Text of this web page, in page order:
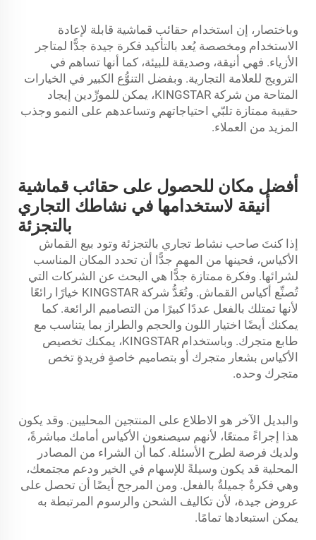
وباختصار، إن استخدام حقائب قماشية قابلة لإعادة
الاستخدام ومخصصة يُعد بالتأكيد فكرة جيدة جدًّا لمتاجر
الأزياء. فهي أنيقة، وصديقة للبيئة، كما أنها تساهم في
الترويج للعلامة التجارية. وبفضل التنوُّع الكبير في الخيارات
المتاحة من شركة KINGSTAR، يمكن للمورِّدين إيجاد
حقيبة ممتازة تلبّي احتياجاتهم وتساعدهم على النمو وجذب
المزيد من العملاء.
أفضل مكان للحصول على حقائب قماشية
أنيقة لاستخدامها في نشاطك التجاري
بالتجزئة
إذا كنتَ صاحب نشاط تجاري بالتجزئة وتود بيع القماش
الأكياس، فحينها من المهم جدًّا أن تحدد المكان المناسب
لشرائها. وفكرة ممتازة جدًّا هي البحث عن الشركات التي
تُصنِّع أكياس القماش. وتُعَدُّ شركة KINGSTAR خيارًا رائعًا
لأنها تمتلك بالفعل عددًا كبيرًا من التصاميم الرائعة. كما
يمكنك أيضًا اختيار اللون والحجم والطراز بما يتناسب مع
طابع متجرك. وباستخدام KINGSTAR، يمكنك تخصيص
الأكياس بشعار متجرك أو بتصاميم خاصةٍ فريدةٍ تخص
متجرك وحده.
والبديل الآخر هو الاطلاع على المنتجين المحليين. وقد يكون
هذا إجراءً ممتعًا، لأنهم سيصنعون الأكياس أمامك مباشرةً،
ولديك فرصة لطرح الأسئلة. كما أن الشراء من المصادر
المحلية قد يكون وسيلةً للإسهام في الخير ودعم مجتمعك،
وهي فكرةٌ جميلةٌ بالفعل. ومن المرجح أيضًا أن تحصل على
عروض جيدة، لأن تكاليف الشحن والرسوم المرتبطة به
يمكن استبعادها تمامًا.